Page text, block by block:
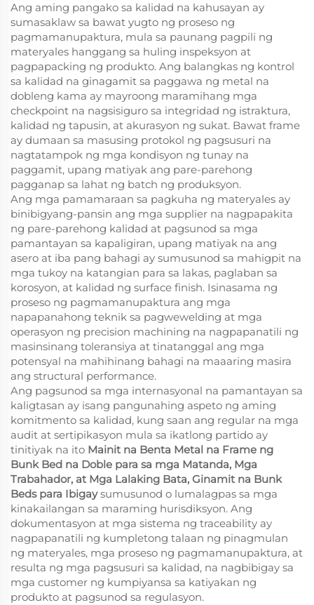
Ang aming pangako sa kalidad na kahusayan ay
sumasaklaw sa bawat yugto ng proseso ng
pagmamanupaktura, mula sa paunang pagpili ng
materyales hanggang sa huling inspeksyon at
pagpapacking ng produkto. Ang balangkas ng kontrol
sa kalidad na ginagamit sa paggawa ng metal na
dobleng kama ay mayroong maramihang mga
checkpoint na nagsisiguro sa integridad ng istraktura,
kalidad ng tapusin, at akurasyon ng sukat. Bawat frame
ay dumaan sa masusing protokol ng pagsusuri na
nagtatampok ng mga kondisyon ng tunay na
paggamit, upang matiyak ang pare-parehong
pagganap sa lahat ng batch ng produksyon.
Ang mga pamamaraan sa pagkuha ng materyales ay
binibigyang-pansin ang mga supplier na nagpapakita
ng pare-parehong kalidad at pagsunod sa mga
pamantayan sa kapaligiran, upang matiyak na ang
asero at iba pang bahagi ay sumusunod sa mahigpit na
mga tukoy na katangian para sa lakas, paglaban sa
korosyon, at kalidad ng surface finish. Isinasama ng
proseso ng pagmamanupaktura ang mga
napapanahong teknik sa pagwewelding at mga
operasyon ng precision machining na nagpapanatili ng
masinsinang toleransiya at tinatanggal ang mga
potensyal na mahihinang bahagi na maaaring masira
ang structural performance.
Ang pagsunod sa mga internasyonal na pamantayan sa
kaligtasan ay isang pangunahing aspeto ng aming
komitmento sa kalidad, kung saan ang regular na mga
audit at sertipikasyon mula sa ikatlong partido ay
tinitiyak na ito Mainit na Benta Metal na Frame ng
Bunk Bed na Doble para sa mga Matanda, Mga
Trabahador, at Mga Lalaking Bata, Ginamit na Bunk
Beds para Ibigaysumusunod o lumalagpas sa mga
kinakailangan sa maraming hurisdiksyon. Ang
dokumentasyon at mga sistema ng traceability ay
nagpapanatili ng kumpletong talaan ng pinagmulan
ng materyales, mga proseso ng pagmamanupaktura, at
resulta ng mga pagsusuri sa kalidad, na nagbibigay sa
mga customer ng kumpiyansa sa katiyakan ng
produkto at pagsunod sa regulasyon.